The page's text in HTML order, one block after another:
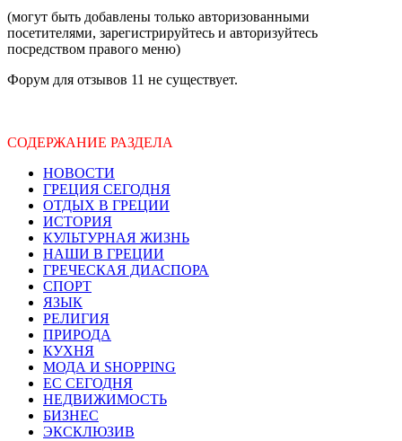
(могут быть добавлены только авторизованными
посетителями, зарегистрируйтесь и авторизуйтесь
посредством правого меню)
Форум для отзывов 11 не существует.
СОДЕРЖАНИЕ РАЗДЕЛА
НОВОСТИ
ГРЕЦИЯ СЕГОДНЯ
ОТДЫХ В ГРЕЦИИ
ИСТОРИЯ
КУЛЬТУРНАЯ ЖИЗНЬ
НАШИ В ГРЕЦИИ
ГРЕЧЕСКАЯ ДИАСПОРА
СПОРТ
ЯЗЫК
РЕЛИГИЯ
ПРИРОДА
КУХНЯ
МОДА И SHOPPING
ЕС СЕГОДНЯ
НЕДВИЖИМОСТЬ
БИЗНЕС
ЭКСКЛЮЗИВ